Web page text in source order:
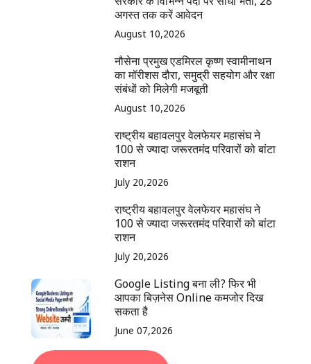
अगस्त तक करें आवेदन
August 10,2026
नौसेना प्रमुख एडमिरल कृष्ण स्वामीनाथन
का मॉरीशस दौरा, समुद्री सहयोग और रक्षा
संबंधों को मिलेगी मजबूती
August 10,2026
राष्ट्रीय बहावलपुर वेलफेयर महासंघ ने
100 से ज्यादा जरूरतमंद परिवारों को बांटा
राशन
July 20,2026
राष्ट्रीय बहावलपुर वेलफेयर महासंघ ने
100 से ज्यादा जरूरतमंद परिवारों को बांटा
राशन
July 20,2026
Google Listing बना ली? फिर भी
आपका बिज़नेस Online कमजोर दिख
सकता है
June 07,2026